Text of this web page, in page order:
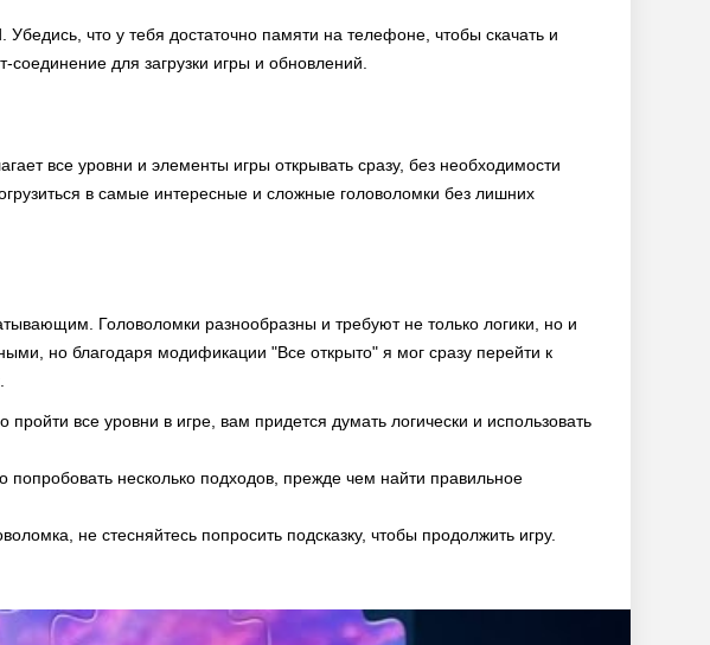
что у тебя достаточно памяти на телефоне, чтобы скачать и
соединение для загрузки игры и обновлений.
все уровни и элементы игры открывать сразу, без необходимости
в самые интересные и сложные головоломки без лишних
Головоломки разнообразны и требуют не только логики, но и
но благодаря модификации "Все открыто" я мог сразу перейти к
пройти все уровни в игре, вам придется думать логически и использовать
попробовать несколько подходов, прежде чем найти правильное
не стесняйтесь попросить подсказку, чтобы продолжить игру.